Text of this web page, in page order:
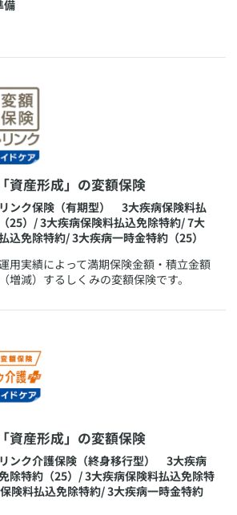
備
資産形成」の変額保険
ンク保険（有期型） 3大疾病保険料払
25）/ 3大疾病保険料払込免除特約/ 7大
込免除特約/ 3大疾病一時金特約（25）
用実績によって満期保険金額・積立金額
増減）するしくみの変額保険です。
資産形成」の変額保険
ンク介護保険（終身移行型） 3大疾病
除特約（25）/ 3大疾病保険料払込免除特
険料払込免除特約/ 3大疾病一時金特約